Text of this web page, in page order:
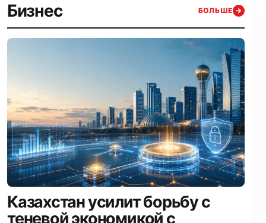
Бизнес БОЛЬШЕ →
Казахстан усилит борьбу с
теневой экономикой с